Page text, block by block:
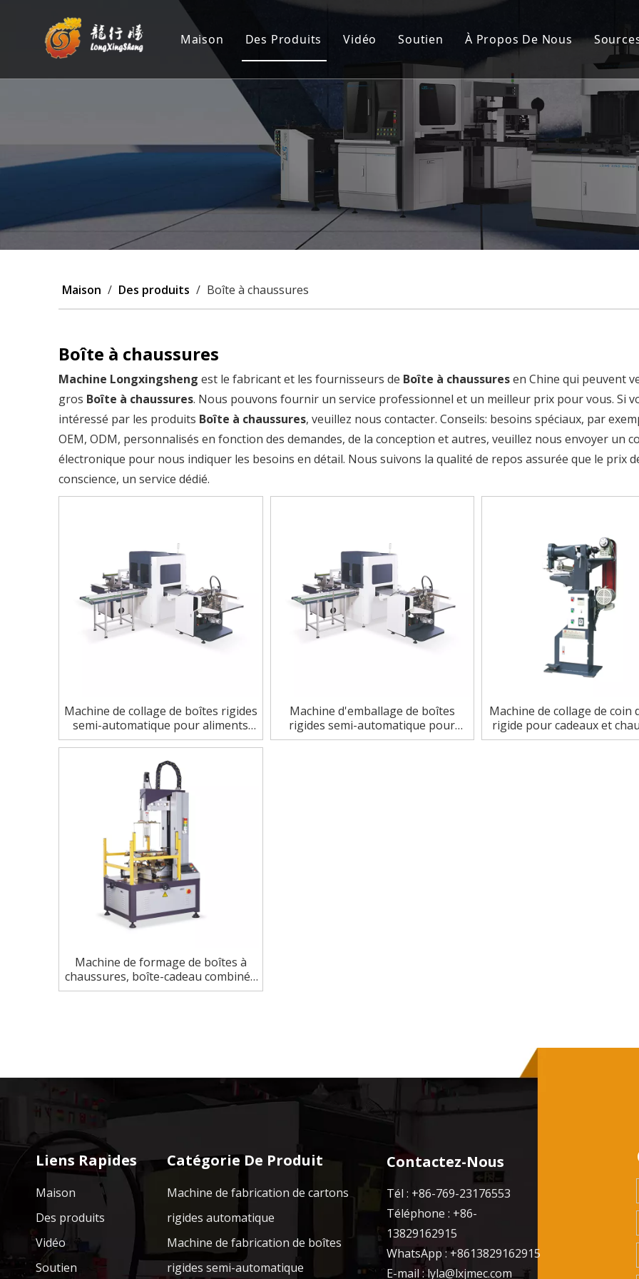
Maison
Des Produits
Machine de fabrication de cartons rigides automatique
Positionnement de la couverture rigide et de la boîte rigide
Machine de fabrication de boîtes rigides semi-automatique
Machine à rainurer
Personnalisation
Vidéo
Soutien
Service après-vente
FAQ
Cas
À Propos De Nous
Maison / Des produits / Boîte à chaussures
Boîte à chaussures
Machine Longxingsheng est le fabricant et les fournisseurs de Boîte à chaussuresen Chine qui peuvent
gros Boîte à chaussures. Nous pouvons fournir un service professionnel et un meilleur prix pour vous. Si
intéressé par les produits Boîte à chaussures, veuillez nous contacter. Conseils: besoins spéciaux, par
OEM, ODM, personnalisés en fonction des demandes, de la conception et autres, veuillez nous envoyer un
électronique pour nous indiquer les besoins en détail. Nous suivons la qualité de repos assurée que le prix
conscience, un service dédié.
Machine de collage de boîtes rigides
semi-automatique pour aliments
sucrés
Machine d'emballage de boîtes
rigides semi-automatique pour
boîte à chaussures
Machine de collage de coin
rigide pour cadeaux et
Machine de formage de boîtes à
chaussures, boîte-cadeau combinée
manuelle et automatique
Liens Rapides
Maison
Des produits
Vidéo
Soutien
Catégorie De Produit
Machine de fabrication de cartons
rigides automatique
Machine de fabrication de boîtes
rigides semi-automatique
Contactez-Nous
Tél : +86-769-23176553
Téléphone : +86-
13829162915
WhatsApp : +8613829162915
E-mail :lyla@lxjmec.com